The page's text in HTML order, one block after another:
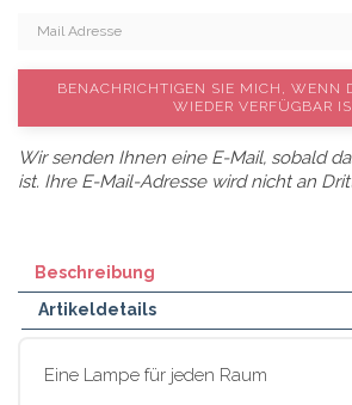
BENACHRICHTIGEN SIE MICH, WENN
WIEDER VERFÜGBAR
Wir senden Ihnen eine E-Mail, sobald
ist. Ihre E-Mail-Adresse wird nicht an
Beschreibung
Artikeldetails
Eine Lampe für jeden Raum